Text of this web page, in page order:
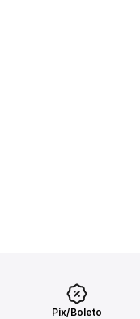
Pix/Boleto